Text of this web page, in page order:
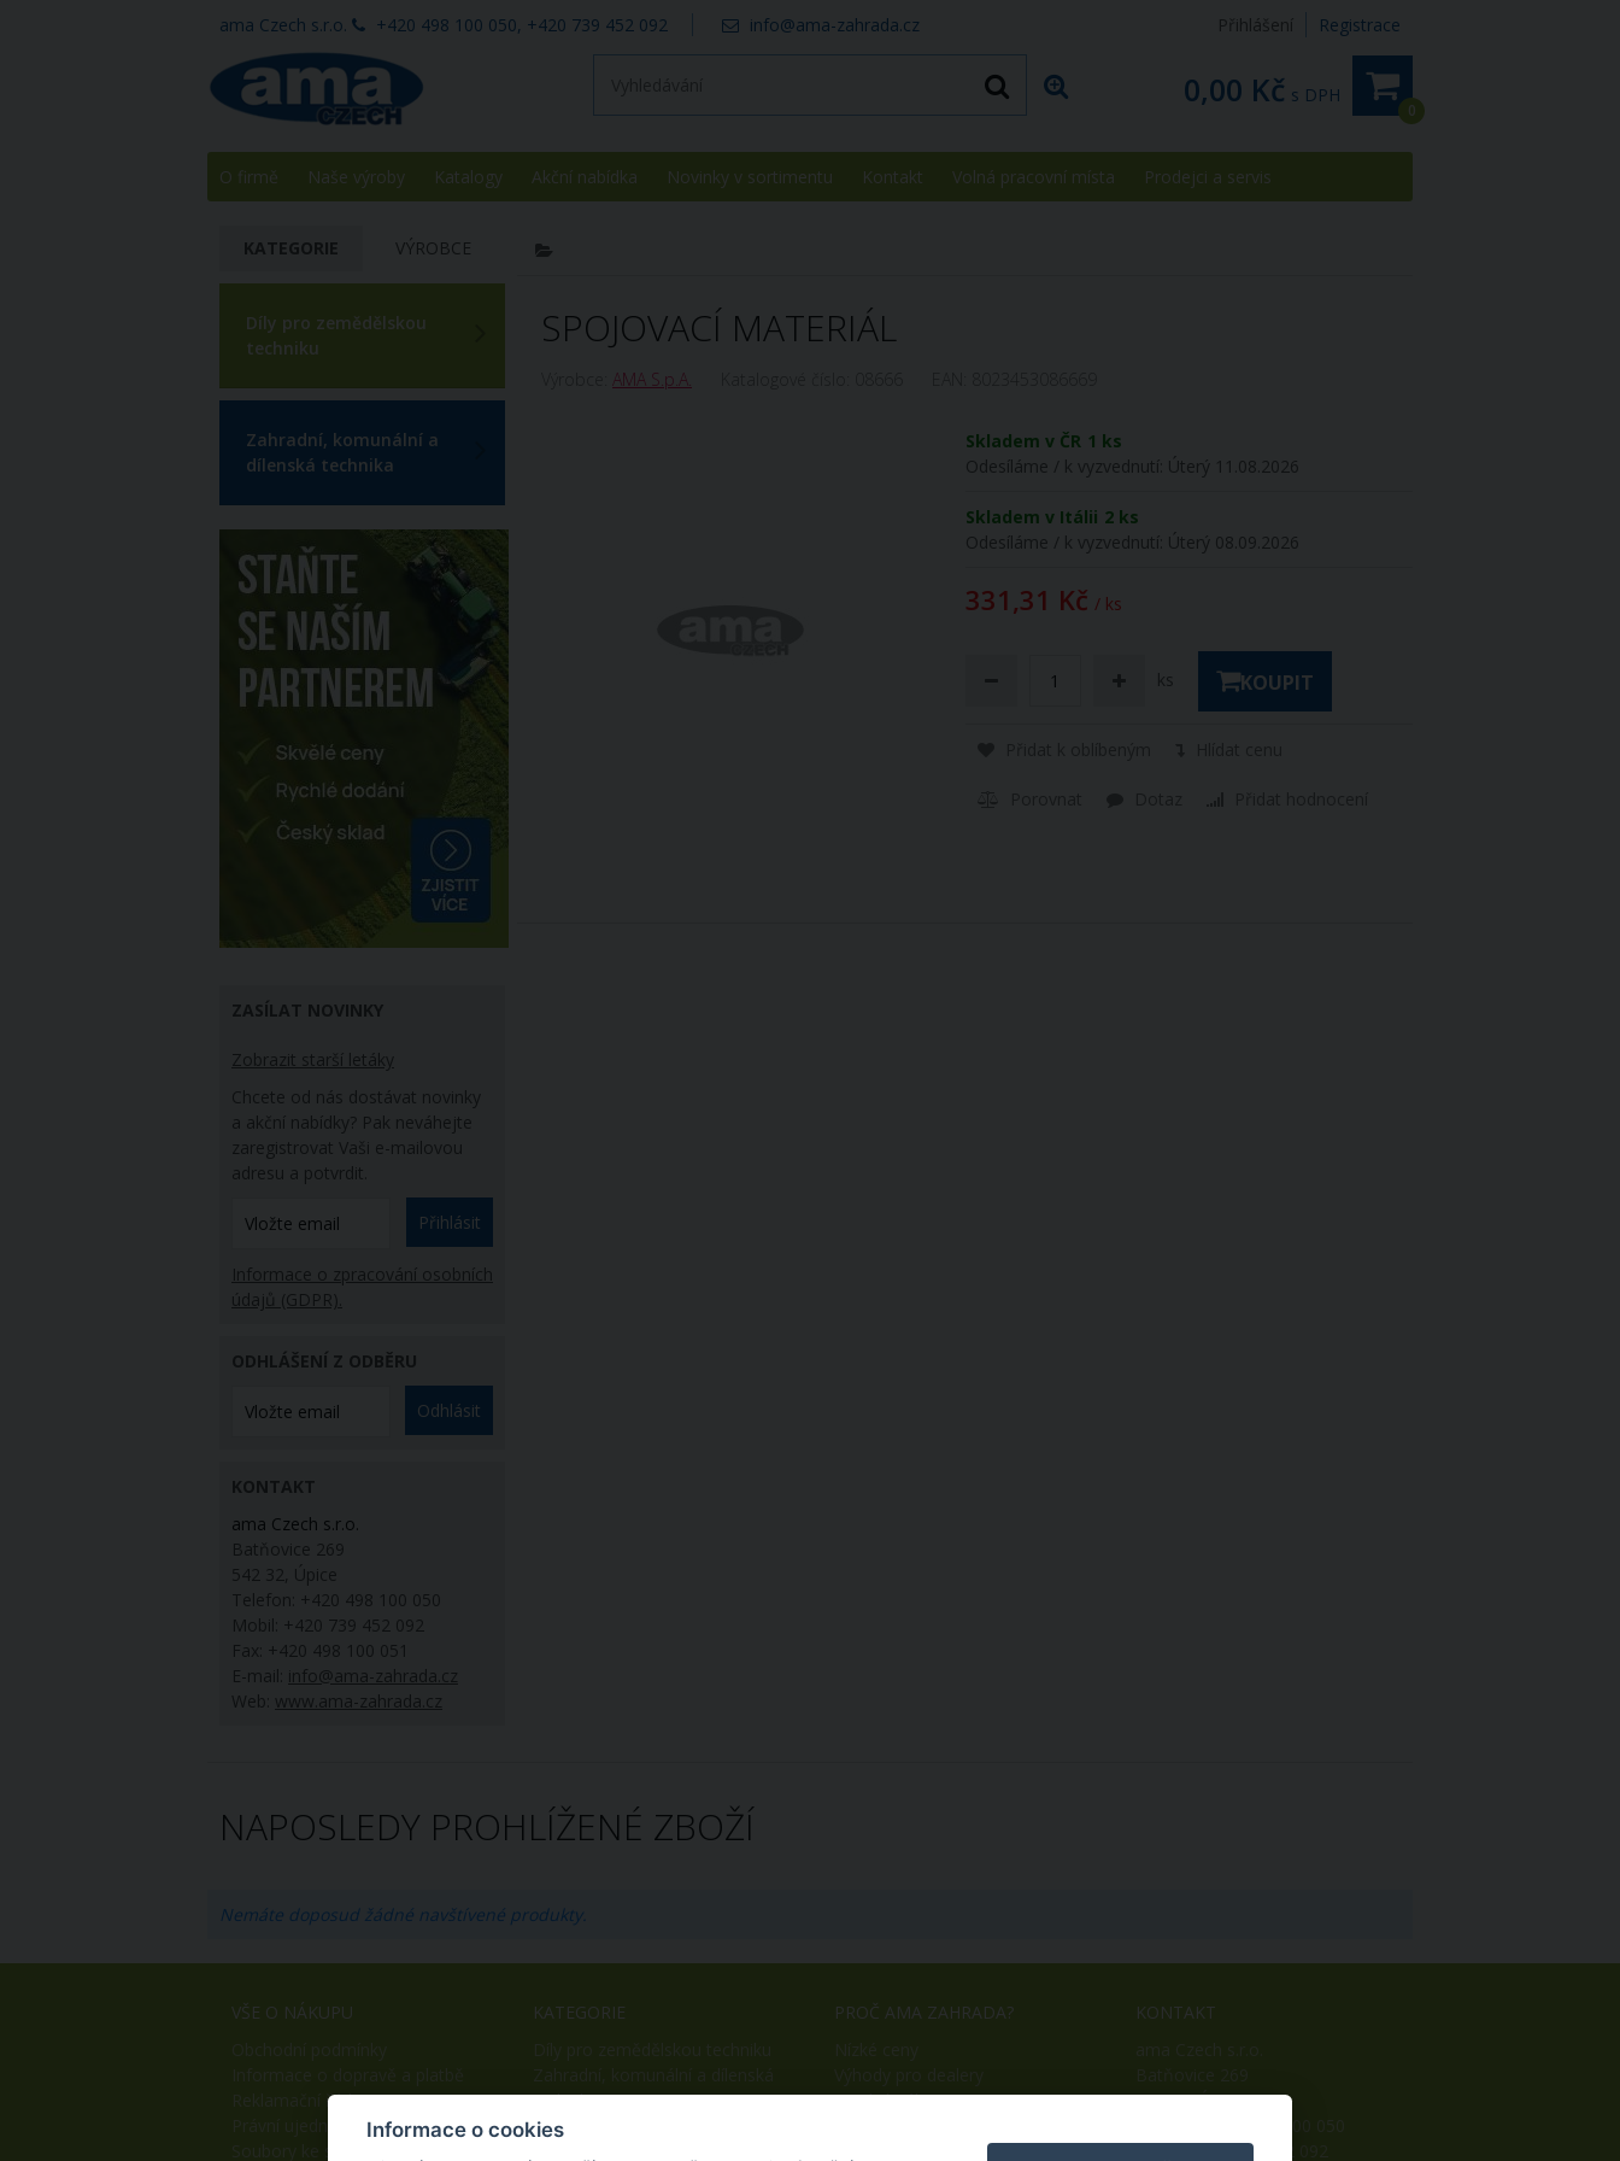
Přihlášení Registrace
ama Czech s.r.o. +420 498 100 050, +420 739 452 092 info@ama-zahrada.cz
0
0,00 Kč s DPH
O firmě Naše výroby Katalogy Akční nabídka Novinky v sortimentu Kontakt Volná pracovní místa Prodejci a servis
SPOJOVACÍ MATERIÁL
AMA S.p.A.
Skladem v ČR 1 ks
Odesíláme / k vyzvednutí: Úterý 11.08.2026
Skladem v Itálii 2 ks
Odesíláme / k vyzvednutí: Úterý 08.09.2026
331,31 Kč / ks
ks KOUPIT
KATEGORIE VÝROBCE
Díly pro zemědělskou
techniku
Zahradní, komunální a
dílenská technika
ZASÍLAT NOVINKY
Zobrazit starší letáky
Chcete od nás dostávat novinky
a akční nabídky? Pak neváhejte
zaregistrovat Vaši e-mailovou
adresu a potvrdit.
Přihlásit
Informace o zpracování osobních
údajů (GDPR).
ODHLÁŠENÍ Z ODBĚRU
Odhlásit
KONTAKT
ama Czech s.r.o.
Batňovice 269
542 32, Úpice
Telefon: +420 498 100 050
Mobil: +420 739 452 092
Fax: +420 498 100 051
E-mail: info@ama-zahrada.cz
Web:
www.ama-zahrada.cz
NAPOSLEDY PROHLÍŽENÉ ZBOŽÍ
Nemáte doposud žádné navštívené produkty.
VŠE O NÁKUPU
Reklamační řád
KATEGORIE
technika
PROČ AMA ZAHRADA?
Snadný nákup
KONTAKT
542 32, Úpice
Mobil: +420 739 452 092
Informace o cookies